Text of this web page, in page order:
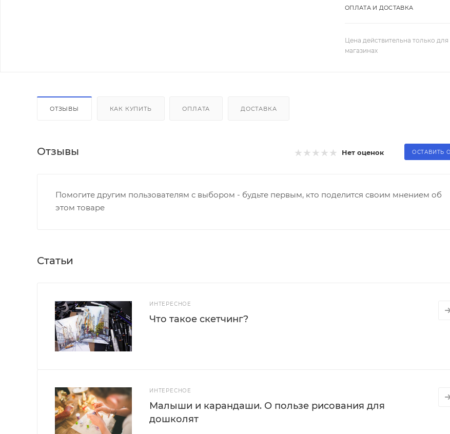
ОПЛАТА И ДОСТАВКА
Цена действительна только
магазинах
ОТЗЫВЫ КАК КУПИТЬ ОПЛАТА ДОСТАВКА
Отзывы Нет оценок ОСТАВИТЬ
Помогите другим пользователям с выбором - будьте первым, кто поделится своим мнением об
этом товаре
Статьи
ИНТЕРЕСНОЕ
Что такое скетчинг?
ИНТЕРЕСНОЕ
Малыши и карандаши. О пользе рисования для
дошколят